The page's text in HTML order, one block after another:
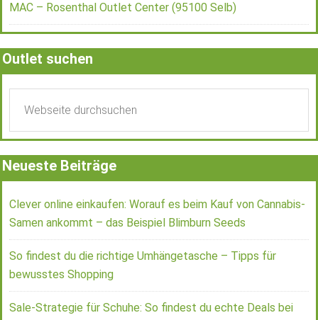
MAC – Rosenthal Outlet Center (95100 Selb)
Outlet suchen
Neueste Beiträge
Clever online einkaufen: Worauf es beim Kauf von Cannabis-
Samen ankommt – das Beispiel Blimburn Seeds
So findest du die richtige Umhängetasche – Tipps für
bewusstes Shopping
Sale-Strategie für Schuhe: So findest du echte Deals bei